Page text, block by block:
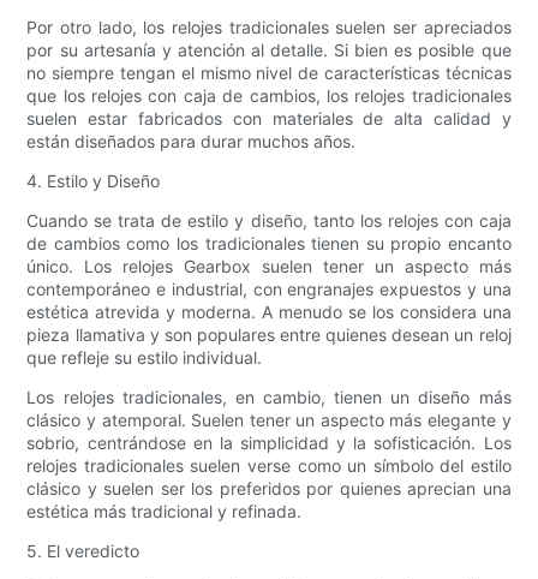
Por otro lado, los relojes tradicionales suelen ser apreciados
por su artesanía y atención al detalle. Si bien es posible que
no siempre tengan el mismo nivel de características técnicas
que los relojes con caja de cambios, los relojes tradicionales
suelen estar fabricados con materiales de alta calidad y
están diseñados para durar muchos años.
4. Estilo y Diseño
Cuando se trata de estilo y diseño, tanto los relojes con caja
de cambios como los tradicionales tienen su propio encanto
único. Los relojes Gearbox suelen tener un aspecto más
contemporáneo e industrial, con engranajes expuestos y una
estética atrevida y moderna. A menudo se los considera una
pieza llamativa y son populares entre quienes desean un reloj
que refleje su estilo individual.
Los relojes tradicionales, en cambio, tienen un diseño más
clásico y atemporal. Suelen tener un aspecto más elegante y
sobrio, centrándose en la simplicidad y la sofisticación. Los
relojes tradicionales suelen verse como un símbolo del estilo
clásico y suelen ser los preferidos por quienes aprecian una
estética más tradicional y refinada.
5. El veredicto